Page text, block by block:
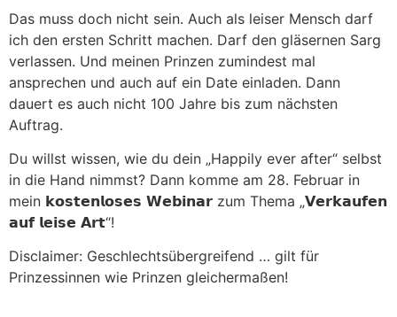
Das muss doch nicht sein. Auch als leiser Mensch darf
ich den ersten Schritt machen. Darf den gläsernen Sarg
verlassen. Und meinen Prinzen zumindest mal
ansprechen und auch auf ein Date einladen. Dann
dauert es auch nicht 100 Jahre bis zum nächsten
Auftrag.
Du willst wissen, wie du dein „Happily ever after“ selbst
in die Hand nimmst? Dann komme am 28. Februar in
mein 𝗸𝗼𝘀𝘁𝗲𝗻𝗹𝗼𝘀𝗲𝘀 𝗪𝗲𝗯𝗶𝗻𝗮𝗿 zum Thema „𝗩𝗲𝗿𝗸𝗮𝘂𝗳𝗲𝗻
𝗮𝘂𝗳 𝗹𝗲𝗶𝘀𝗲 𝗔𝗿𝘁“!
Disclaimer: Geschlechtsübergreifend … gilt für
Prinzessinnen wie Prinzen gleichermaßen!